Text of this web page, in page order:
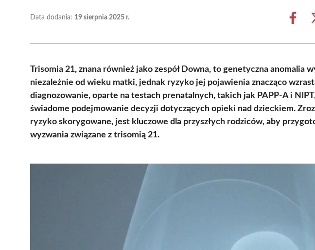
Data dodania: 19 sierpnia 2025 r.
Share
Trisomia 21, znana również jako zespół Downa, to genetyczna anomalia
niezależnie od wieku matki, jednak ryzyko jej pojawienia znacząco
diagnozowanie, oparte na testach prenatalnych, takich jak PAPP-A i
świadome podejmowanie decyzji dotyczących opieki nad dzieckiem.
ryzyko skorygowane, jest kluczowe dla przyszłych rodziców, aby
wyzwania związane z trisomią 21.